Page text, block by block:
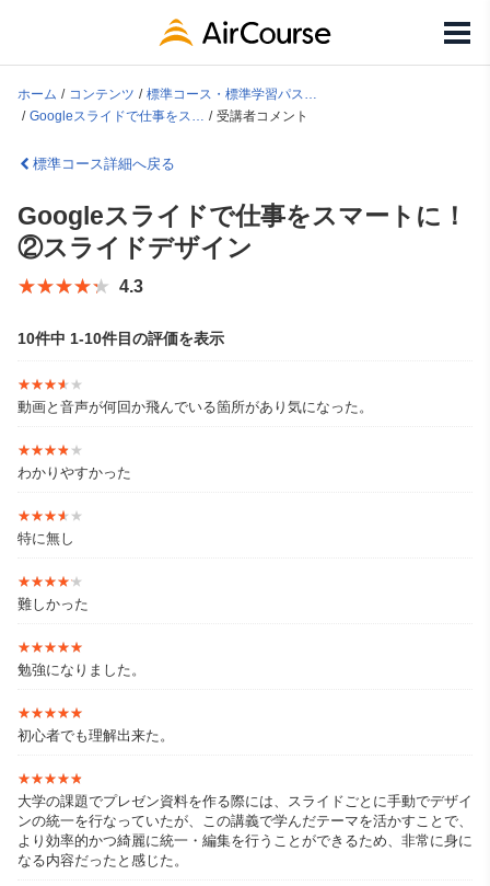
ホーム コンテンツ
標準コース・標準学習パス一覧
Googleスライドで仕事をスマートに！②スライドデザイン
受講者コメント
標準コース詳細へ戻る
Googleスライドで仕事をスマートに！
②スライドデザイン
★★★★★
★★★★★ 4.3
10件中 1-10件目の評価を表示
★★★★★
★★★★★
動画と音声が何回か飛んでいる箇所があり気になった。
★★★★★
★★★★★
わかりやすかった
★★★★★
★★★★★
特に無し
★★★★★
★★★★★
難しかった
★★★★★
★★★★★
勉強になりました。
★★★★★
★★★★★
初心者でも理解出来た。
★★★★★
★★★★★
大学の課題でプレゼン資料を作る際には、スライドごとに手動でデザイ
ンの統一を行なっていたが、この講義で学んだテーマを活かすことで、
より効率的かつ綺麗に統一・編集を行うことができるため、非常に身に
なる内容だったと感じた。